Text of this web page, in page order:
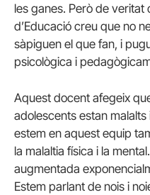
les ganes. Però de
d’Educació creu que no
sàpiguen el que fan, i
psicològica i
Aquest docent afegeix
adolescents estan
estem en aquest equip
la malaltia física i la
augmentada
Estem parlant de nois i